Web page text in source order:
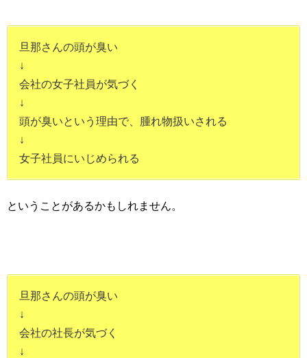
旦那さんの頭が臭い
↓
会社の女子社員が気づく
↓
頭が臭いという理由で、腫れ物扱いされる
↓
女子社員にいじめられる
ということがあるかもしれません。
旦那さんの頭が臭い
↓
会社の社長が気づく
↓